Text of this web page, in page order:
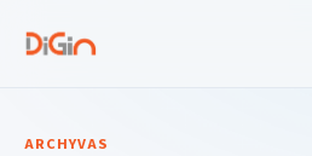
ARCHYVAS